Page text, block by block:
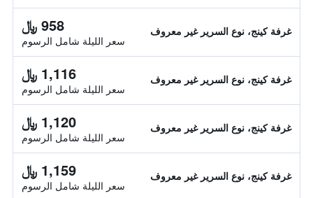
غرفة كينج، نوع السرير غير معروف 958 ﷼
سعر الليلة شامل الرسوم
غرفة كينج، نوع السرير غير معروف 1,116 ﷼
سعر الليلة شامل الرسوم
غرفة كينج، نوع السرير غير معروف 1,120 ﷼
سعر الليلة شامل الرسوم
غرفة كينج، نوع السرير غير معروف 1,159 ﷼
سعر الليلة شامل الرسوم